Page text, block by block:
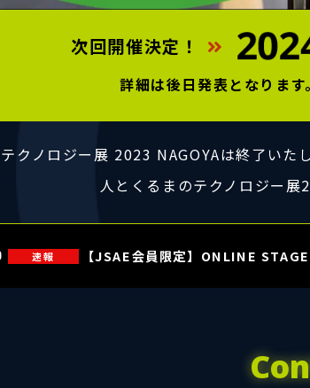
次回開催決定！
詳細は後日発表となります
クノロジー展 2023 NAGOYAは終了いた
人とくるまのテクノロジー
速報 【JSAE会員限定】ONLINE